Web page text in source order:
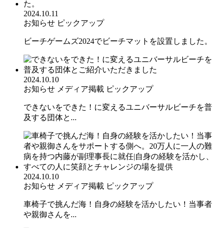
2024.10.11
お知らせ ピックアップ
ビーチゲームズ2024でビーチマットを設置しました。
2024.10.10
お知らせ メディア掲載 ピックアップ
できないをできた！に変えるユニバーサルビーチを普
及する団体と...
2024.10.10
お知らせ メディア掲載 ピックアップ
車椅子で挑んだ海！自身の経験を活かしたい！当事者
や親御さんを...